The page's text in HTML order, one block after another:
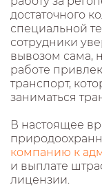
достаточного
специальной
сотрудники
вывозом сама,
работе
транспорт,
заниматься
В настоящее
компанию к
и выплате
лицензии.